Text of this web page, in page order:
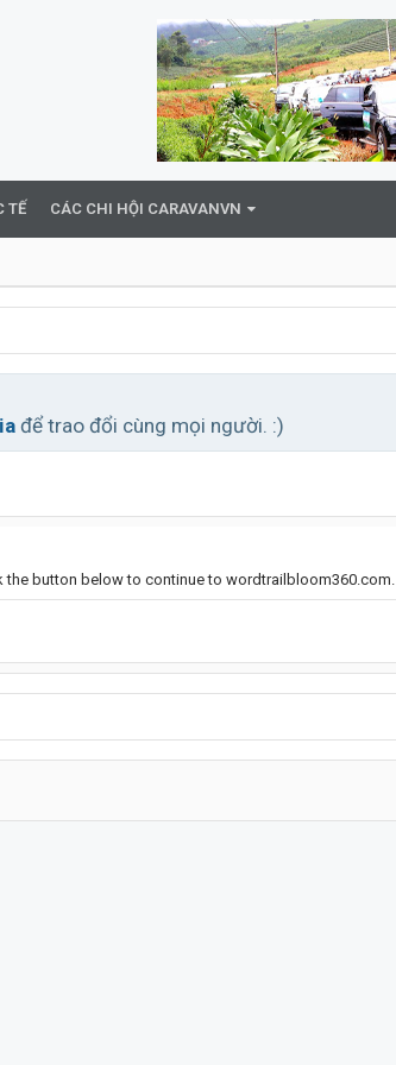
TẾ CÁC CHI HỘI CARAVANVN
để trao đổi cùng mọi người. :)
the button below to continue to wordtrailbloom360.com.